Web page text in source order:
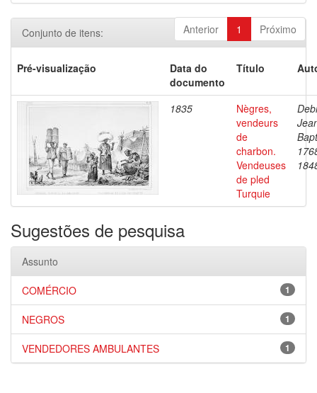
Anterior 1 Próximo
Conjunto de itens:
Pré-visualização
Data do
documento
Título
1835
Nègres,
vendeurs
de
charbon.
Vendeuses
de pled
Turquie
Sugestões de pesquisa
Assunto
1
COMÉRCIO
1
NEGROS
1
VENDEDORES AMBULANTES